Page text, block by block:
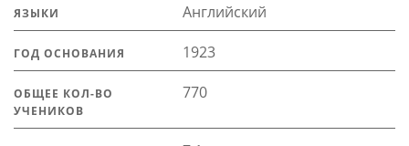
ЯЗЫКИ Английский
ГОД ОСНОВАНИЯ 1923
ОБЩЕЕ КОЛ-ВО
УЧЕНИКОВ
770